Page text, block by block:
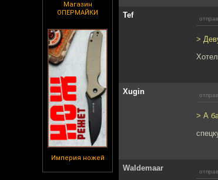
Магазин
ОПЕРМАЙКИ
Империя ножей
Tef
>
Xugin
> А
Waldemaar